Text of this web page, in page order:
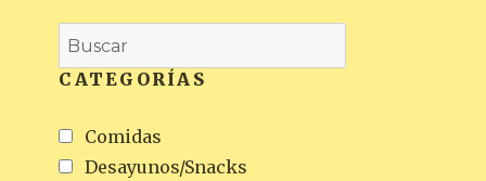
CATEGORÍAS
Comidas
Desayunos/Snacks